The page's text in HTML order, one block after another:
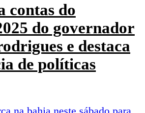
contas do
do governador
e destaca
de políticas